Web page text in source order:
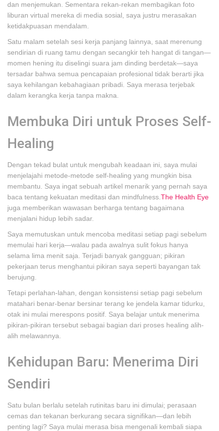
dan menjemukan. Sementara rekan-rekan membagikan foto
liburan virtual mereka di media sosial, saya justru merasakan
ketidakpuasan mendalam.
Satu malam setelah sesi kerja panjang lainnya, saat merenung
sendirian di ruang tamu dengan secangkir teh hangat di tangan—
momen hening itu diselingi suara jam dinding berdetak—saya
tersadar bahwa semua pencapaian profesional tidak berarti jika
saya kehilangan kebahagiaan pribadi. Saya merasa terjebak
dalam kerangka kerja tanpa makna.
Membuka Diri untuk Proses Self-
Healing
Dengan tekad bulat untuk mengubah keadaan ini, saya mulai
menjelajahi metode-metode self-healing yang mungkin bisa
membantu. Saya ingat sebuah artikel menarik yang pernah saya
baca tentang kekuatan meditasi dan mindfulness. The Health Eye
juga memberikan wawasan berharga tentang bagaimana
menjalani hidup lebih sadar.
Saya memutuskan untuk mencoba meditasi setiap pagi sebelum
memulai hari kerja—walau pada awalnya sulit fokus hanya
selama lima menit saja. Terjadi banyak gangguan; pikiran
pekerjaan terus menghantui pikiran saya seperti bayangan tak
berujung.
Tetapi perlahan-lahan, dengan konsistensi setiap pagi sebelum
matahari benar-benar bersinar terang ke jendela kamar tidurku,
otak ini mulai merespons positif. Saya belajar untuk menerima
pikiran-pikiran tersebut sebagai bagian dari proses healing alih-
alih melawannya.
Kehidupan Baru: Menerima Diri
Sendiri
Satu bulan berlalu setelah rutinitas baru ini dimulai; perasaan
cemas dan tekanan berkurang secara signifikan—dan lebih
penting lagi? Saya mulai merasa bisa mengenali kembali siapa